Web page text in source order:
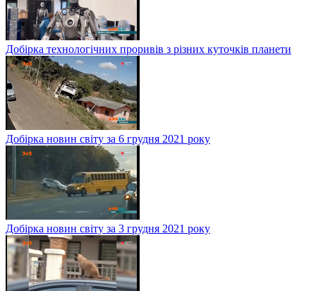
Добірка технологічних проривів з різних куточків планети
Добірка новин світу за 6 грудня 2021 року
Добірка новин світу за 3 грудня 2021 року